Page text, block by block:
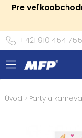
Pre
+421 910 454 755
Úvod > Party a